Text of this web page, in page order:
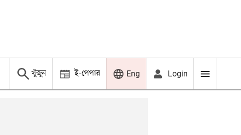
খুঁজুন ই-পেপার Eng Login